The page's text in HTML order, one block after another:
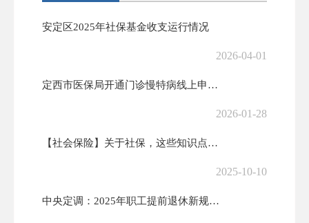
安定区2025年社保基金收支运行情况
2026-04-01
定西市医保局开通门诊慢特病线上申报服务
2026-01-28
【社会保险】关于社保，这些知识点要知道~~
2025-10-10
中央定调：2025年职工提前退休新规定！